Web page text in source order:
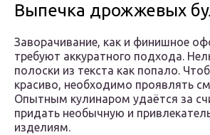
Выпечка дрожжевых
Заворачивание, как и финишное
требуют аккуратного подхода.
полоски из текста как попало.
красиво, необходимо проявлять
Опытным кулинаром удаётся за
придать необычную и
изделиям.